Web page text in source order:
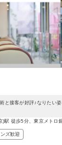
と接客が好評♪なりたい
)駅 徒歩5分、東京メトロ
ンズ歓迎